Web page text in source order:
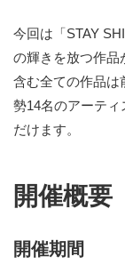
今回は「STAY
の輝きを放つ作品
含む全ての作品は
勢14名のアーテ
だけます。
開催概要
開催期間